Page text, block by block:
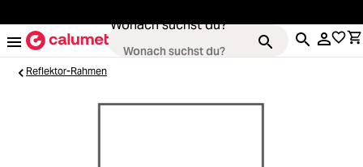
Wonach suchst du?
Reflektor-Rahmen